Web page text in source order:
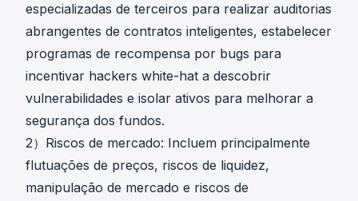
especializadas de terceiros para realizar auditorias
abrangentes de contratos inteligentes, estabelecer
programas de recompensa por bugs para
incentivar hackers white-hat a descobrir
vulnerabilidades e isolar ativos para melhorar a
segurança dos fundos.
2）Riscos de mercado: Incluem principalmente
flutuações de preços, riscos de liquidez,
manipulação de mercado e riscos de